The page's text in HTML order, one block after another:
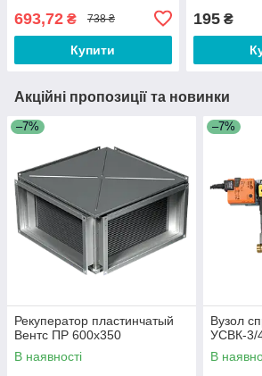
693,72 ₴ 738 ₴
Купити
195₴
Акційні пропозиції та новинки
–7%
Рекуператор пластинчатый
Вентс ПР 600х350
В наявності
–7%
Вузол
УСВК-3/
В